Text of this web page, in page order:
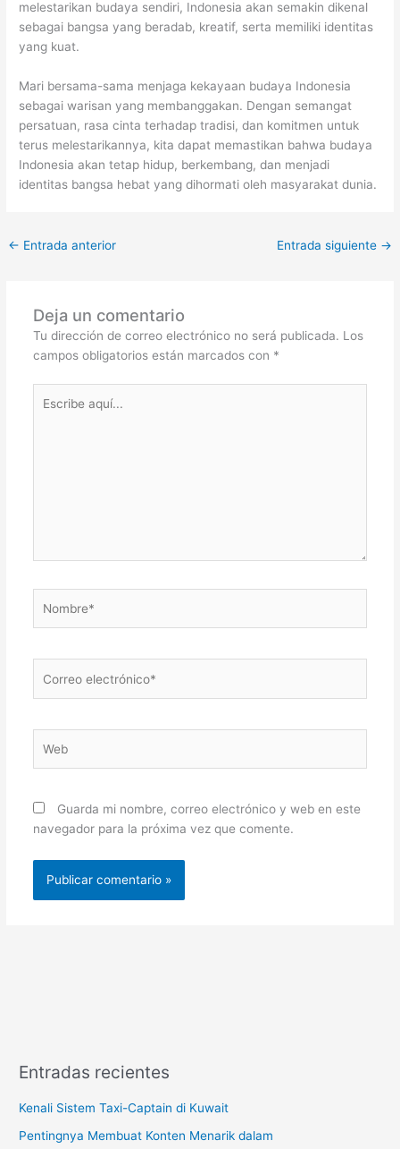
melestarikan budaya sendiri, Indonesia akan semakin dikenal
sebagai bangsa yang beradab, kreatif, serta memiliki identitas
yang kuat.
Mari bersama-sama menjaga kekayaan budaya Indonesia
sebagai warisan yang membanggakan. Dengan semangat
persatuan, rasa cinta terhadap tradisi, dan komitmen untuk
terus melestarikannya, kita dapat memastikan bahwa budaya
Indonesia akan tetap hidup, berkembang, dan menjadi
identitas bangsa hebat yang dihormati oleh masyarakat dunia.
← Entrada anterior Entrada siguiente →
Deja un comentario
Tu dirección de correo electrónico no será publicada. Los
campos obligatorios están marcados con *
aquí...
electrónico*
Guarda mi nombre, correo electrónico y web en este
navegador para la próxima vez que comente.
Entradas recientes
Kenali Sistem Taxi-Captain di Kuwait
Pentingnya Membuat Konten Menarik dalam